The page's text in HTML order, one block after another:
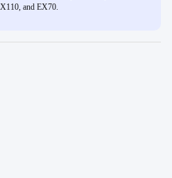
and EX70.